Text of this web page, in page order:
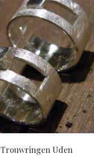
Trouwringen Uden